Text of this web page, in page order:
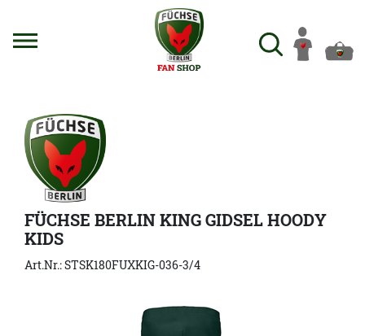
FÜCHSE BERLIN KING GIDSEL HOODY
KIDS
Art.Nr.: STSK180FUXKIG-036-3/4